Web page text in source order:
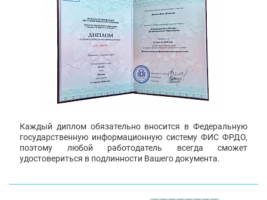
Каждый диплом обязательно вносится в Федеральную
государственную информационную систему ФИС ФРДО,
поэтому любой работодатель всегда сможет
удостовериться в подлинности Вашего документа.